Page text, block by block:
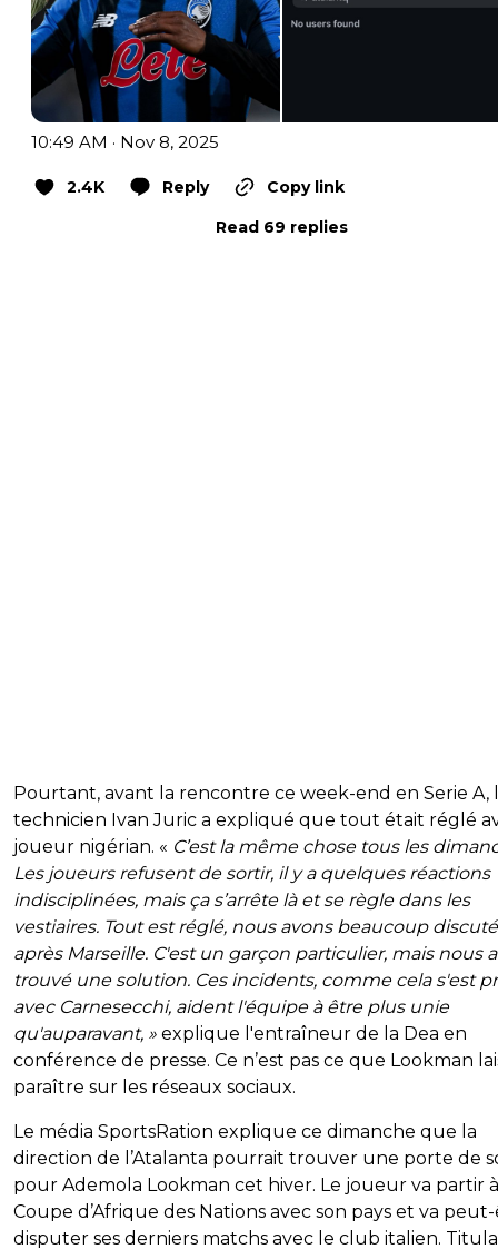
10:49 AM · Nov 8, 2025
2.4K Reply
Copy link
Read 69 replies
Pourtant, avant la rencontre ce week-end en Serie A,
technicien Ivan Juric a expliqué que tout était réglé
joueur nigérian. « C’est la même chose tous les
Les joueurs refusent de sortir, il y a quelques réactions
indisciplinées, mais ça s’arrête là et se règle dans les
vestiaires. Tout est réglé, nous avons beaucoup discuté
après Marseille. C'est un garçon particulier, mais nous
trouvé une solution. Ces incidents, comme cela s'est
avec Carnesecchi, aident l'équipe à être plus unie
qu'auparavant, » explique l'entraîneur de la Dea en
conférence de presse. Ce n’est pas ce que Lookman
paraître sur les réseaux sociaux.
Le média SportsRation explique ce dimanche que la
direction de l’Atalanta pourrait trouver une porte de
pour Ademola Lookman cet hiver. Le joueur va partir
Coupe d’Afrique des Nations avec son pays et va
disputer ses derniers matchs avec le club italien.